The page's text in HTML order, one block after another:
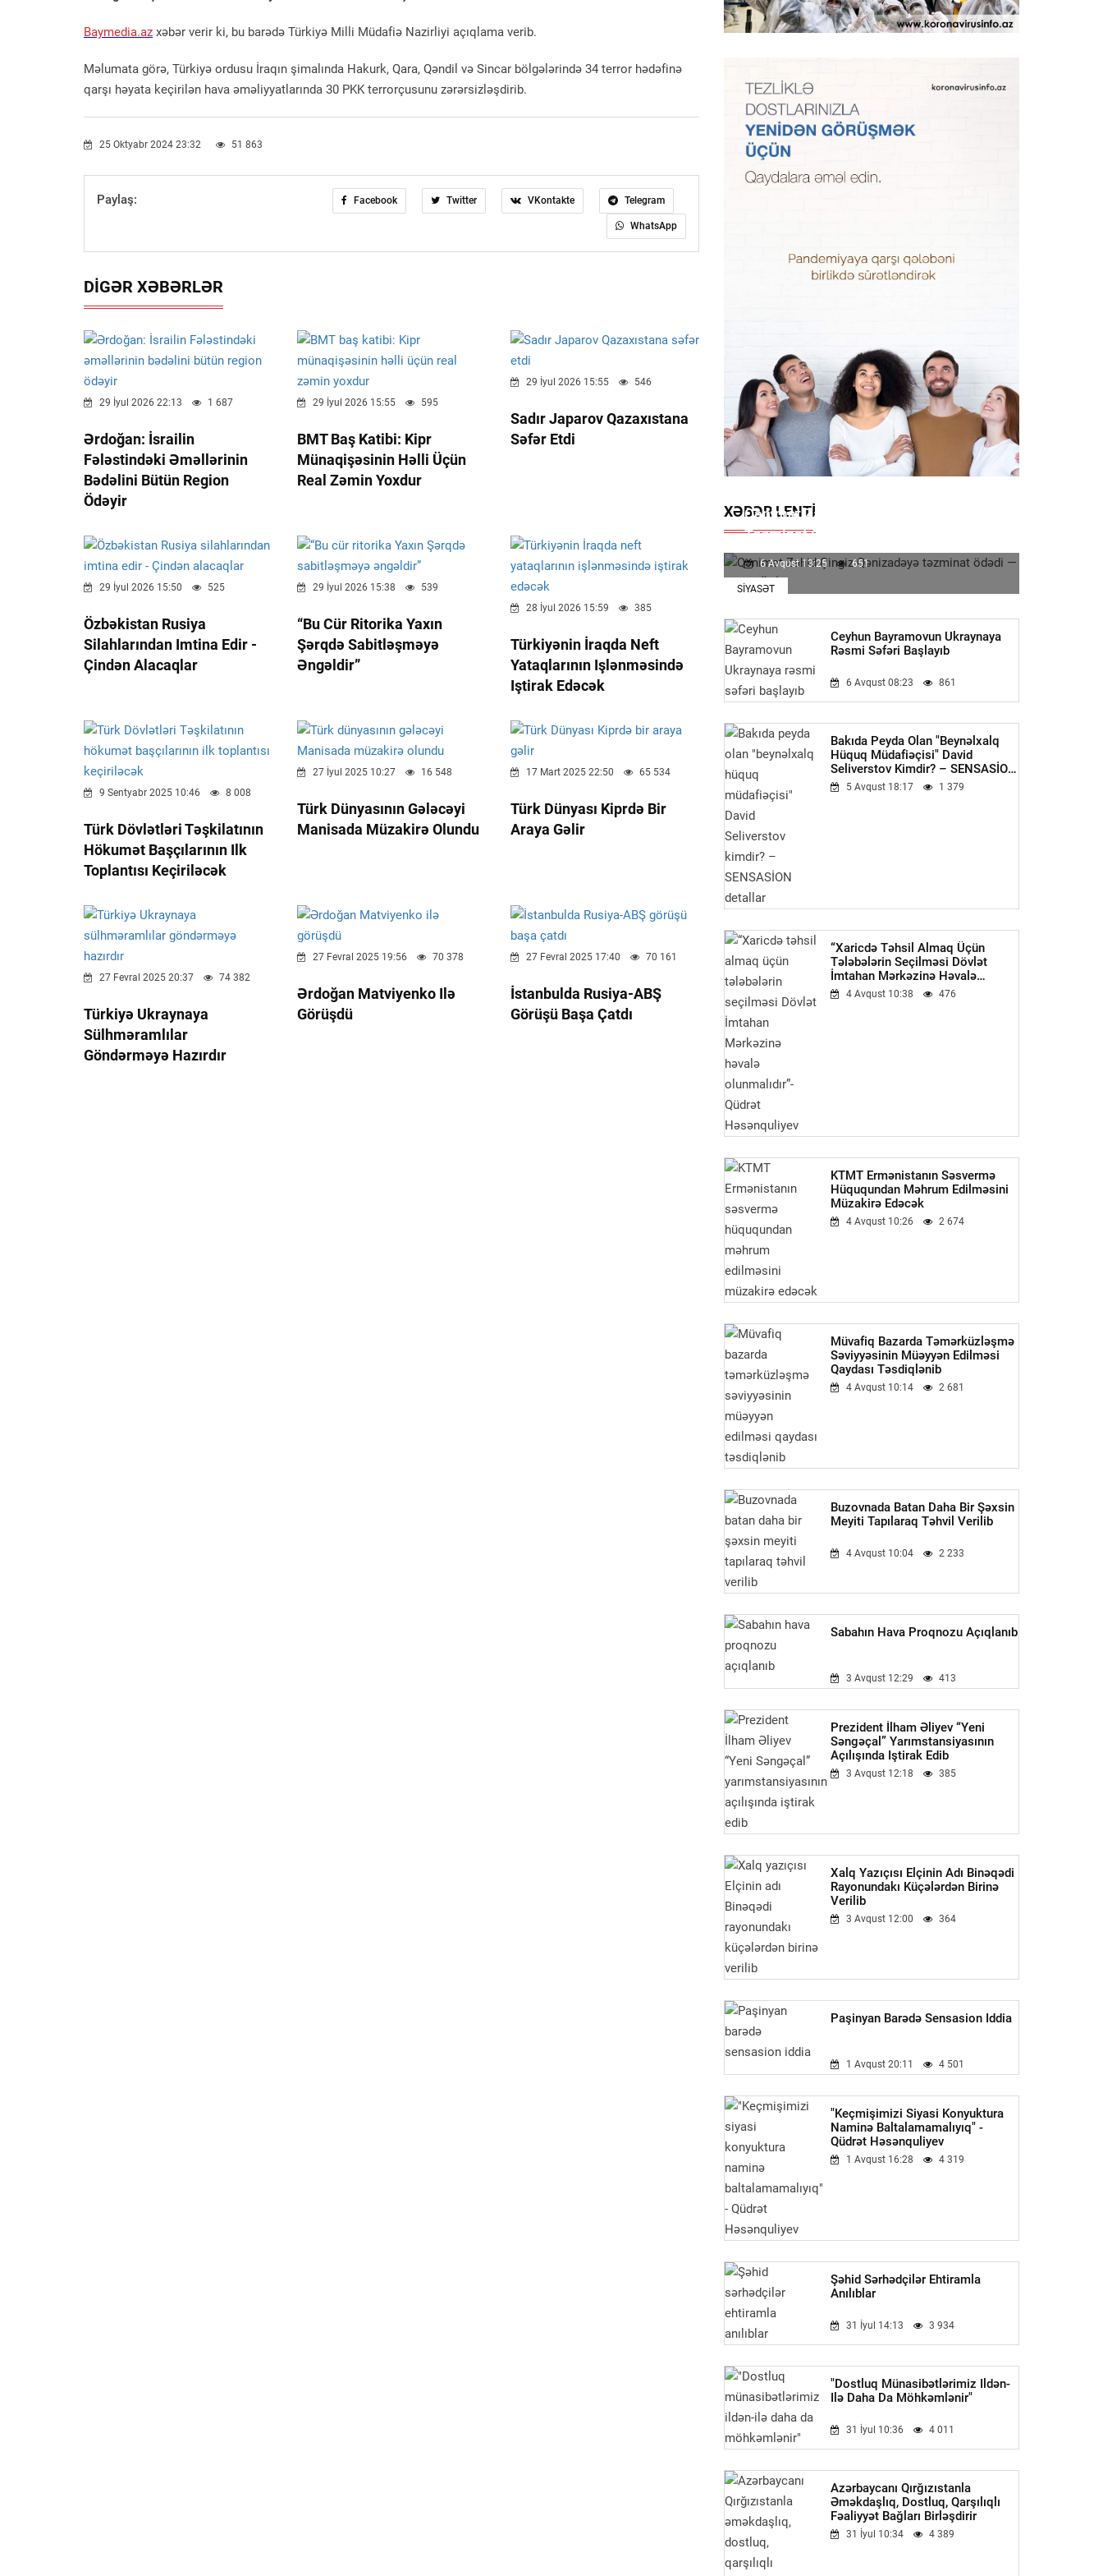
Baymedia.az xəbər verir ki, bu barədə Türkiyə Milli Müdafiə Nazirliyi açıqlama verib.
Məlumata görə, Türkiyə ordusu İraqın şimalında Hakurk, Qara, Qəndil və Sincar bölgələrində 34 terror hədəfinə
qarşı həyata keçirilən hava əməliyyatlarında 30 PKK terrorçusunu zərərsizləşdirib.
25 Oktyabr 2024 23:32 51 863
Paylaş: Facebook Twitter VKontakte Telegram
WhatsApp
DIGƏR XƏBƏRLƏR
29 İyul 2026 22:13 1 687
Ərdoğan: İsrailin
Fələstindəki Əməllərinin
Bədəlini Bütün Region
Ödəyir
29 İyul 2026 15:55 595
BMT Baş Katibi: Kipr
Münaqişəsinin Həlli Üçün
Real Zəmin Yoxdur
29 İyul 2026 15:55 546
Sadır Japarov Qazaxıstana
Səfər Etdi
29 İyul 2026 15:50 525
Özbəkistan Rusiya
Silahlarından Imtina Edir -
Çindən Alacaqlar
29 İyul 2026 15:38 539
“Bu Cür Ritorika Yaxın
Şərqdə Sabitləşməyə
Əngəldir”
28 İyul 2026 15:59 385
Türkiyənin İraqda Neft
Yataqlarının Işlənməsində
Iştirak Edəcək
9 Sentyabr 2025 10:46 8 008
Türk Dövlətləri Təşkilatının
Hökumət Başçılarının Ilk
Toplantısı Keçiriləcək
27 İyul 2025 10:27 16 548
Türk Dünyasının Gələcəyi
Manisada Müzakirə Olundu
17 Mart 2025 22:50 65 534
Türk Dünyası Kiprdə Bir
Araya Gəlir
27 Fevral 2025 20:37 74 382
Türkiyə Ukraynaya
Sülhməramlılar
Göndərməyə Hazırdır
27 Fevral 2025 19:56 70 378
Ərdoğan Matviyenko Ilə
Görüşdü
27 Fevral 2025 17:40 70 161
İstanbulda Rusiya-ABŞ
Görüşü Başa Çatdı
XƏBƏR LENTI
SIYASƏT
Qənimət Zahid Çingiz Qənizadəyə
Təzminat Ödədi — EKSKLÜZİV
6 Avqust 13:25 651
Ceyhun Bayramovun Ukraynaya
Rəsmi Səfəri Başlayıb
6 Avqust 08:23 861
Bakıda Peyda Olan "beynəlxalq
Hüquq Müdafiəçisi" David
Seliverstov Kimdir? – SENSASİON
Detallar
5 Avqust 18:17 1 379
“Xaricdə Təhsil Almaq Üçün
Tələbələrin Seçilməsi Dövlət
İmtahan Mərkəzinə Həvalə
Olunmalıdır”-Qüdrət Həsənquliyev
4 Avqust 10:38 476
KTMT Ermənistanın Səsvermə
Hüququndan Məhrum Edilməsini
Müzakirə Edəcək
4 Avqust 10:26 2 674
Müvafiq Bazarda Təmərküzləşmə
Səviyyəsinin Müəyyən Edilməsi
Qaydası Təsdiqlənib
4 Avqust 10:14 2 681
Buzovnada Batan Daha Bir Şəxsin
Meyiti Tapılaraq Təhvil Verilib
4 Avqust 10:04 2 233
Sabahın Hava Proqnozu Açıqlanıb
3 Avqust 12:29 413
Prezident İlham Əliyev “Yeni
Səngəçal” Yarımstansiyasının
Açılışında Iştirak Edib
3 Avqust 12:18 385
Xalq Yazıçısı Elçinin Adı Binəqədi
Rayonundakı Küçələrdən Birinə
Verilib
3 Avqust 12:00 364
Paşinyan Barədə Sensasion Iddia
1 Avqust 20:11 4 501
"Keçmişimizi Siyasi Konyuktura
Naminə Baltalamamalıyıq" -
Qüdrət Həsənquliyev
1 Avqust 16:28 4 319
Şəhid Sərhədçilər Ehtiramla
Anılıblar
31 İyul 14:13 3 934
"Dostluq Münasibətlərimiz Ildən-
Ilə Daha Da Möhkəmlənir"
31 İyul 10:36 4 011
Azərbaycanı Qırğızıstanla
Əməkdaşlıq, Dostluq, Qarşılıqlı
Fəaliyyət Bağları Birləşdirir
31 İyul 10:34 4 389